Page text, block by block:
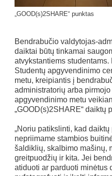
„GOOD(s)2SHARE“ punktas
Bendrabučio valdytojas-
daiktai būtų tinkamai
atvykstantiems
Studentų apgyvendinimo
metu, kreipiantis į
administratorių arba
apgyvendinimo metu
„GOOD(s)2SHARE“ daiktų
„Noriu patikslinti, kad
nepriimame stambios
šaldiklių, skalbimo mašinų,
greitpuodžių ir kita. Jei
atiduoti ar parduoti minėtus